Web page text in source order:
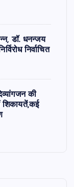
डॉ. धनन्जय
निर्वाचित
की
शिकायतें,कई